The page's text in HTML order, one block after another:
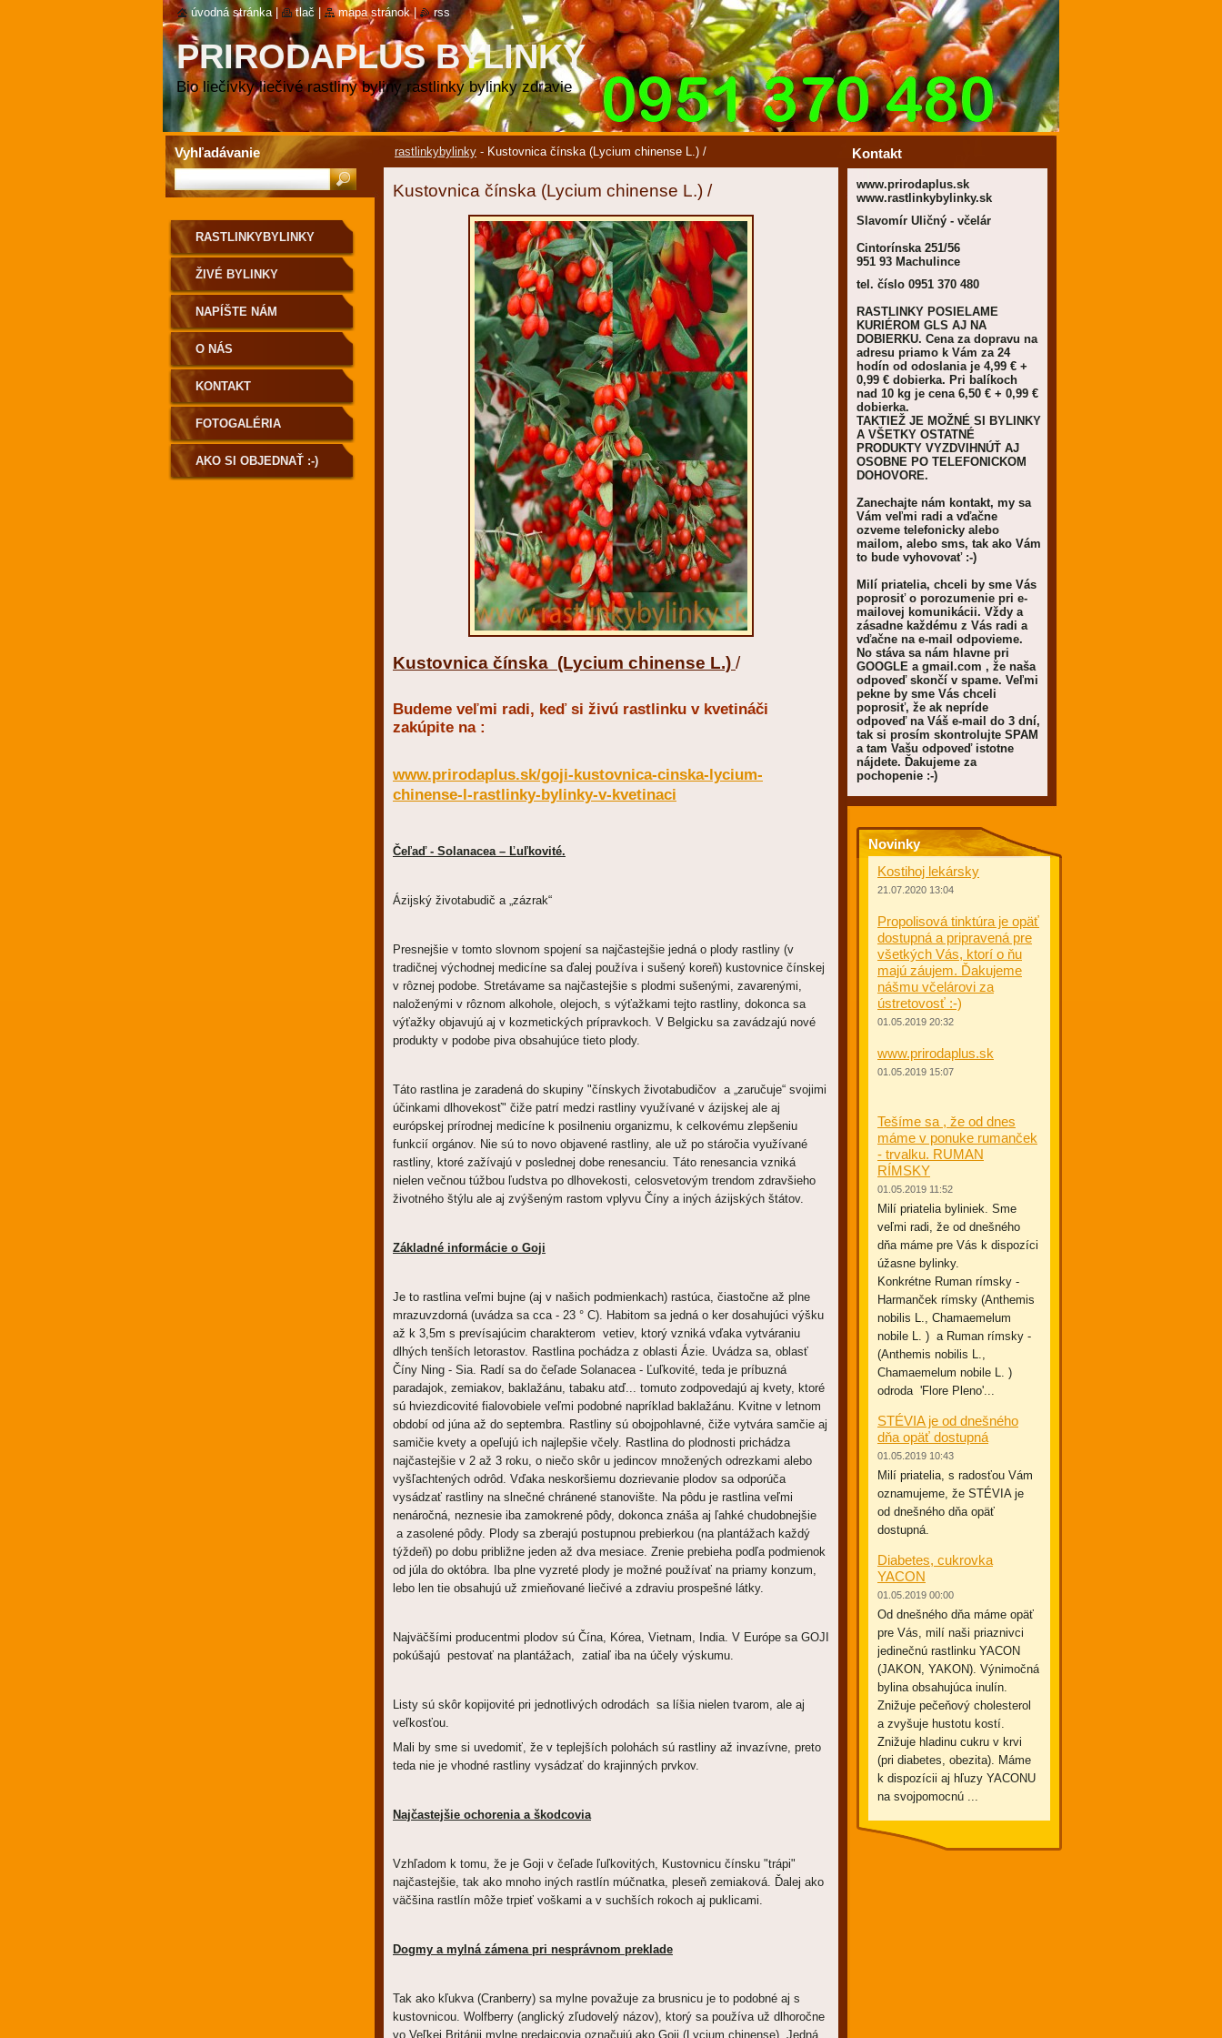
PRIRODAPLUS BYLINKY
RASTLINKY
Bio liečivky liečivé rastliny byliny rastlinky bylinky zdravie
rastlinkybylinky - Kustovnica čínska (Lycium chinense L.) /
Kustovnica čínska (Lycium chinense L.) /
Kustovnica čínska (Lycium chinense L.) /
Budeme veľmi radi, keď si živú rastlinku v kvetináči
zakúpite na :
www.prirodaplus.sk/goji-kustovnica-cinska-lycium-
chinense-l-rastlinky-bylinky-v-kvetinaci
Čeľaď - Solanacea – Ľuľkovité.
Ázijský životabudič a „zázrak“
Presnejšie v tomto slovnom spojení sa najčastejšie jedná o plody rastliny (v
tradičnej východnej medicíne sa ďalej používa i sušený koreň) kustovnice čínskej
v rôznej podobe. Stretávame sa najčastejšie s plodmi sušenými, zavarenými,
naloženými v rôznom alkohole, olejoch, s výťažkami tejto rastliny, dokonca sa
výťažky objavujú aj v kozmetických prípravkoch. V Belgicku sa zavádzajú nové
produkty v podobe piva obsahujúce tieto plody.
Táto rastlina je zaradená do skupiny "čínskych životabudičov a „zaručuje“ svojimi
účinkami dlhovekosť" čiže patrí medzi rastliny využívané v ázijskej ale aj
európskej prírodnej medicíne k posilneniu organizmu, k celkovému zlepšeniu
funkcií orgánov. Nie sú to novo objavené rastliny, ale už po stáročia využívané
rastliny, ktoré zažívajú v poslednej dobe renesanciu. Táto renesancia vzniká
nielen večnou túžbou ľudstva po dlhovekosti, celosvetovým trendom zdravšieho
životného štýlu ale aj zvýšeným rastom vplyvu Číny a iných ázijských štátov.
Základné informácie o Goji
Je to rastlina veľmi bujne (aj v našich podmienkach) rastúca, čiastočne až plne
mrazuvzdorná (uvádza sa cca - 23 ° C). Habitom sa jedná o ker dosahujúci výšku
až k 3,5m s prevísajúcim charakterom vetiev, ktorý vzniká vďaka vytváraniu
dlhých tenších letorastov. Rastlina pochádza z oblasti Ázie. Uvádza sa, oblasť
Číny Ning - Sia. Radí sa do čeľade Solanacea - Ľuľkovité, teda je príbuzná
paradajok, zemiakov, baklažánu, tabaku atď... tomuto zodpovedajú aj kvety, ktoré
sú hviezdicovité fialovobiele veľmi podobné napríklad baklažánu. Kvitne v letnom
období od júna až do septembra. Rastliny sú obojpohlavné, čiže vytvára samčie aj
samičie kvety a opeľujú ich najlepšie včely. Rastlina do plodnosti prichádza
najčastejšie v 2 až 3 roku, o niečo skôr u jedincov množených odrezkami alebo
vyšľachtených odrôd. Vďaka neskoršiemu dozrievanie plodov sa odporúča
vysádzať rastliny na slnečné chránené stanovište. Na pôdu je rastlina veľmi
nenáročná, neznesie iba zamokrené pôdy, dokonca znáša aj ľahké chudobnejšie
a zasolené pôdy. Plody sa zberajú postupnou prebierkou (na plantážach každý
týždeň) po dobu približne jeden až dva mesiace. Zrenie prebieha podľa podmienok
od júla do októbra. Iba plne vyzreté plody je možné používať na priamy konzum,
lebo len tie obsahujú už zmieňované liečivé a zdraviu prospešné látky.
Najväčšími producentmi plodov sú Čína, Kórea, Vietnam, India. V Európe sa GOJI
pokúšajú pestovať na plantážach, zatiaľ iba na účely výskumu.
Listy sú skôr kopijovité pri jednotlivých odrodách sa líšia nielen tvarom, ale aj
veľkosťou.
Mali by sme si uvedomiť, že v teplejších polohách sú rastliny až invazívne, preto
teda nie je vhodné rastliny vysádzať do krajinných prvkov.
Najčastejšie ochorenia a škodcovia
Vzhľadom k tomu, že je Goji v čeľade ľuľkovitých, Kustovnicu čínsku "trápi"
najčastejšie, tak ako mnoho iných rastlín múčnatka, pleseň zemiaková. Ďalej ako
väčšina rastlín môže trpieť voškami a v suchších rokoch aj puklicami.
Dogmy a mylná zámena pri nesprávnom preklade
Tak ako kľukva (Cranberry) sa mylne považuje za brusnicu je to podobné aj s
kustovnicou. Wolfberry (anglický zľudovelý názov), ktorý sa používa už dlhoročne
vo Veľkej Británii mylne predajcovia označujú ako Goji (Lycium chinense). Jedná
RASTLINKYBYLINKY
ŽIVÉ BYLINKY
NAPÍŠTE NÁM
O NÁS
KONTAKT
FOTOGALÉRIA
AKO SI OBJEDNAŤ :-)
Kontakt
www.prirodaplus.sk
www.rastlinkybylinky.sk
Slavomír Uličný - včelár
Cintorínska 251/56
951 93 Machulince
tel. číslo 0951 370 480
RASTLINKY POSIELAME
KURIÉROM GLS AJ NA
DOBIERKU. Cena za dopravu na
adresu priamo k Vám za 24
hodín od odoslania je 4,99 € +
0,99 € dobierka. Pri balíkoch
nad 10 kg je cena 6,50 € + 0,99 €
dobierka.
TAKTIEŽ JE MOŽNÉ SI BYLINKY
A VŠETKY OSTATNÉ
PRODUKTY VYZDVIHNÚŤ AJ
OSOBNE PO TELEFONICKOM
DOHOVORE.
Zanechajte nám kontakt, my sa
Vám veľmi radi a vďačne
ozveme telefonicky alebo
mailom, alebo sms, tak ako Vám
to bude vyhovovať :-)
Milí priatelia, chceli by sme Vás
poprosiť o porozumenie pri e-
mailovej komunikácii. Vždy a
zásadne každému z Vás radi a
vďačne na e-mail odpovieme.
No stáva sa nám hlavne pri
GOOGLE a gmail.com , že naša
odpoveď skončí v spame. Veľmi
pekne by sme Vás chceli
poprosiť, že ak nepríde
odpoveď na Váš e-mail do 3 dní,
tak si prosím skontrolujte SPAM
a tam Vašu odpoveď istotne
nájdete. Ďakujeme za
pochopenie :-)
Novinky
Kostihoj lekársky
21.07.2020 13:04
Propolisová tinktúra je opäť
dostupná a pripravená pre
všetkých Vás, ktorí o ňu
majú záujem. Ďakujeme
nášmu včelárovi za
ústretovosť :-)
01.05.2019 20:32
www.prirodaplus.sk
01.05.2019 15:07
Tešíme sa , že od dnes
máme v ponuke rumanček
- trvalku. RUMAN
RÍMSKY
01.05.2019 11:52
Milí priatelia byliniek. Sme
veľmi radi, že od dnešného
dňa máme pre Vás k dispozíci
úžasne bylinky.
Konkrétne Ruman rímsky -
Harmanček rímsky (Anthemis
nobilis L., Chamaemelum
nobile L. ) a Ruman rímsky -
(Anthemis nobilis L.,
Chamaemelum nobile L. )
odroda 'Flore Pleno'...
STÉVIA je od dnešného
dňa opäť dostupná
01.05.2019 10:43
Milí priatelia, s radosťou Vám
oznamujeme, že STÉVIA je
od dnešného dňa opäť
dostupná.
Diabetes, cukrovka
YACON
01.05.2019 00:00
Od dnešného dňa máme opäť
pre Vás, milí naši priaznivci
jedinečnú rastlinku YACON
(JAKON, YAKON). Výnimočná
bylina obsahujúca inulín.
Znižuje pečeňový cholesterol
a zvyšuje hustotu kostí.
Znižuje hladinu cukru v krvi
(pri diabetes, obezita). Máme
k dispozícii aj hľuzy YACONU
na svojpomocnú ...
Vyhľadávanie
úvodná stránka tlač mapa stránok | rss